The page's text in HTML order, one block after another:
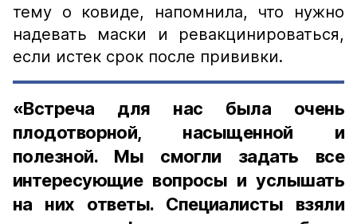
тему о ковиде, напомнила, что нужно
надевать маски и ревакцинироваться,
если истек срок после прививки.
«Встреча для нас была очень
плодотворной, насыщенной и
полезной. Мы смогли задать все
интересующие вопросы и услышать
на них ответы. Специалисты взяли